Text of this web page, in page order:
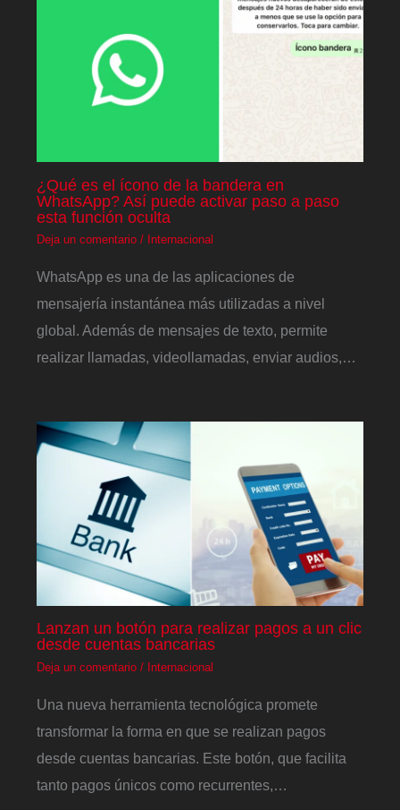
¿Qué es el ícono de la bandera en
WhatsApp? Así puede activar paso a paso
esta función oculta
Deja un comentario / Internacional
WhatsApp es una de las aplicaciones de
mensajería instantánea más utilizadas a nivel
global. Además de mensajes de texto, permite
realizar llamadas, videollamadas, enviar audios,…
Lanzan un botón para realizar pagos a un clic
desde cuentas bancarias
Deja un comentario / Internacional
Una nueva herramienta tecnológica promete
transformar la forma en que se realizan pagos
desde cuentas bancarias. Este botón, que facilita
tanto pagos únicos como recurrentes,…